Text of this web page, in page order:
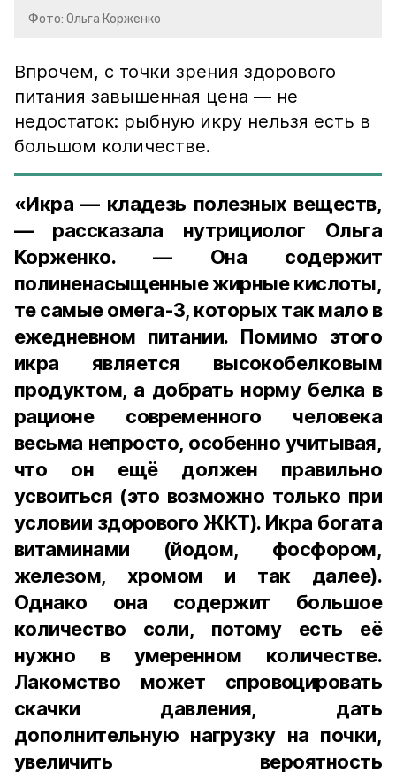
Фото: Ольга Корженко
Впрочем, с точки зрения здорового
питания завышенная цена — не
недостаток: рыбную икру нельзя есть в
большом количестве.
«Икра — кладезь полезных веществ,
— рассказала нутрициолог Ольга
Корженко. — Она содержит
полиненасыщенные жирные кислоты,
те самые омега-3, которых так мало в
ежедневном питании. Помимо этого
икра является высокобелковым
продуктом, а добрать норму белка в
рационе современного человека
весьма непросто, особенно учитывая,
что он ещё должен правильно
усвоиться (это возможно только при
условии здорового ЖКТ). Икра богата
витаминами (йодом, фосфором,
железом, хромом и так далее).
Однако она содержит большое
количество соли, потому есть её
нужно в умеренном количестве.
Лакомство может спровоцировать
скачки давления, дать
дополнительную нагрузку на почки,
увеличить вероятность